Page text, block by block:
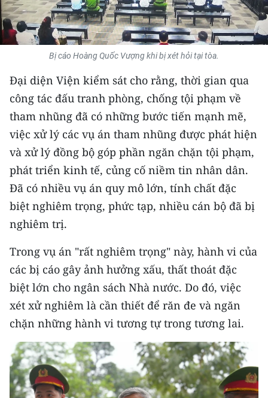
BẠN ĐỌC
KIỂM CHỨNG THÔNG TIN
TRI THỨC CHUYÊN SÂU
54 DÂN TỘC VIỆT NAM
CHƯƠNG TRÌNH OCOP - MỖI XÃ
MỘT SẢN PHẨM
RADIO
MEDIA CENTER
E-Magazine
Video
Media Chính trị
Media Kinh tế
Media Văn hóa
Media Xã hội
Bị cáo Hoàng Quốc Vượng khi bị xét hỏi tại tòa.
Đại diện Viện kiểm sát cho rằng, thời gian qua
công tác đấu tranh phòng, chống tội phạm về
tham nhũng đã có những bước tiến mạnh mẽ,
việc xử lý các vụ án tham nhũng được phát hiện
và xử lý đồng bộ góp phần ngăn chặn tội phạm,
phát triển kinh tế, củng cố niềm tin nhân dân.
Đã có nhiều vụ án quy mô lớn, tính chất đặc
biệt nghiêm trọng, phức tạp, nhiều cán bộ đã bị
nghiêm trị.
Trong vụ án "rất nghiêm trọng" này, hành vi của
các bị cáo gây ảnh hưởng xấu, thất thoát đặc
biệt lớn cho ngân sách Nhà nước. Do đó, việc
xét xử nghiêm là cần thiết để răn đe và ngăn
chặn những hành vi tương tự trong tương lai.